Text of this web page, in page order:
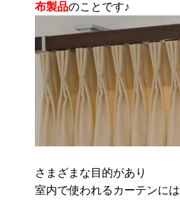
布製品のことです♪
さまざまな目的があり
室内で使われるカーテンには